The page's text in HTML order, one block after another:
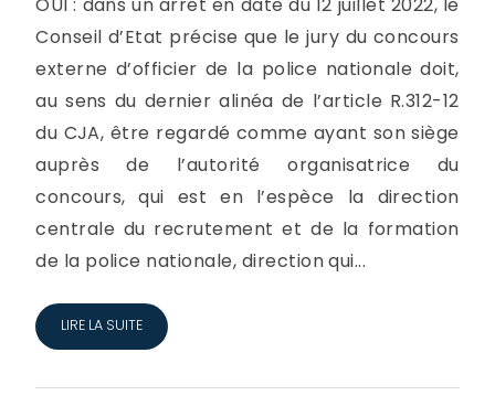
Conseil d’Etat précise que le jury du concours
externe d’officier de la police nationale doit,
au sens du dernier alinéa de l’article R.312-12
du CJA, être regardé comme ayant son siège
auprès de l’autorité organisatrice du
concours, qui est en l’espèce la direction
centrale du recrutement et de la formation
de la police nationale, direction qui...
LIRE LA SUITE